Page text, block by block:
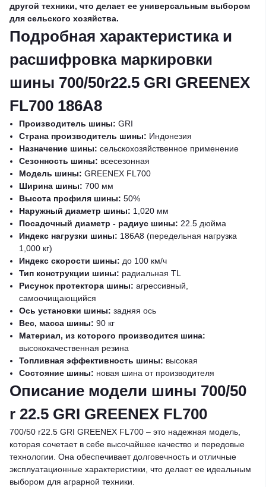
другой техники, что делает ее универсальным выбором
для сельского хозяйства.
Подробная характеристика и
расшифровка маркировки
шины 700/50r22.5 GRI GREENEX
FL700 186A8
Производитель шины: GRI
Страна производитель шины: Индонезия
Назначение шины: сельскохозяйственное применение
Сезонность шины: всесезонная
Модель шины: GREENEX FL700
Ширина шины: 700 мм
Высота профиля шины: 50%
Наружный диаметр шины: 1,020 мм
Посадочный диаметр - радиус шины: 22.5 дюйма
Индекс нагрузки шины: 186A8 (передельная нагрузка
1,000 кг)
Индекс скорости шины: до 100 км/ч
Тип конструкции шины: радиальная TL
Рисунок протектора шины: агрессивный,
самоочищающийся
Ось установки шины: задняя ось
Вес, масса шины: 90 кг
Материал, из которого производится шина:
высококачественная резина
Топливная эффективность шины: высокая
Состояние шины: новая шина от производителя
Описание модели шины 700/50
r 22.5 GRI GREENEX FL700
700/50 r22.5 GRI GREENEX FL700 – это надежная модель,
которая сочетает в себе высочайшее качество и передовые
технологии. Она обеспечивает долговечность и отличные
эксплуатационные характеристики, что делает ее идеальным
выбором для аграрной техники.